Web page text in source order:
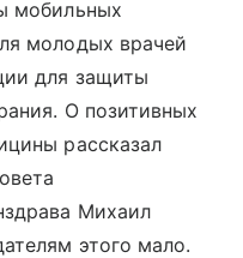
мобильных
молодых врачей
для защиты
О позитивных
рассказал
Михаил
этого мало.